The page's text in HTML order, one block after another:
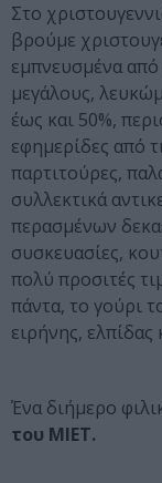
Στο
βρούμε
εμπνευσμένα από
μεγάλους,
έως και 50%,
εφημερίδες από
παρτιτούρες,
συλλεκτικά
περασμένων
συσκευασίες,
πολύ προσιτές
πάντα, το γούρι
ειρήνης, ελπίδας
Ένα διήμερο
του ΜΙΕΤ.